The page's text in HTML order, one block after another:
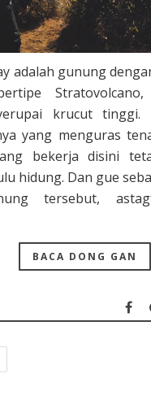
adalah gunung
krucut tinggi.
yang menguras
bekerja disini
hidung. Dan gue
tersebut,
BACA DONG GAN